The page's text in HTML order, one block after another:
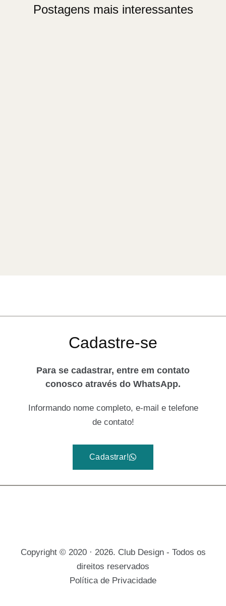
Postagens mais interessantes
Cadastre-se
Para se cadastrar, entre em contato
conosco através do WhatsApp.
Informando nome completo, e-mail e telefone
de contato!
Cadastrar!
Copyright © 2020 · 2026. Club Design - Todos os
direitos reservados
Política de Privacidade